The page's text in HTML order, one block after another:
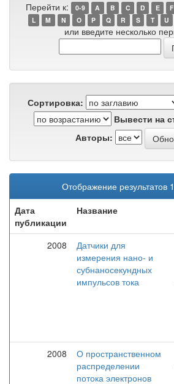
Перейти к: 0-9 A B C D E F
L
M N O P Q R S T U
или введите несколько
Сортировка:
Вывести на
Авторы:
Отображение результатов
Дата
публикации
Название
2008
Датчики для
измерения нано- и
субнаносекундных
импульсов тока
2008
О пространственном
распределении
потока электронов